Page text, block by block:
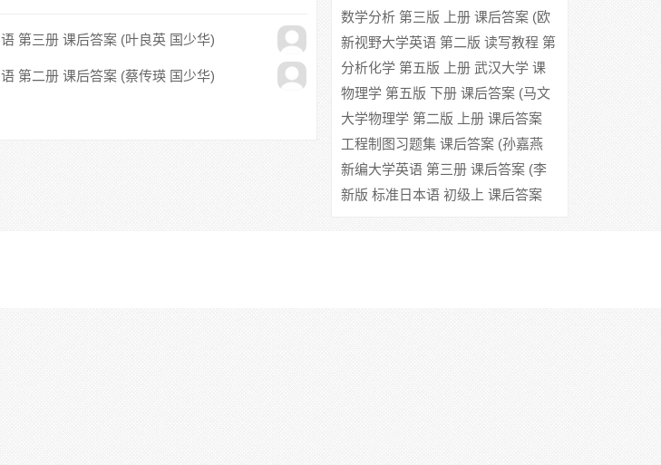
第三册 课后答案 (叶良英 国少华)
第二册 课后答案 (蔡传瑛 国少华)
答案 (吴赣昌)
数学分析 第三版 上册 课后答案 (欧
阳光中 朱学炎 金福临 陈传璋 复旦
大学数学系)
新视野大学英语 第二版 读写教程 第
二册 (郑树棠) 课后答案
分析化学 第五版 上册 武汉大学 课
后答案
物理学 第五版 下册 课后答案 (马文
蔚 解希顺)
大学物理学 第二版 上册 课后答案
(汪晓元)
工程制图习题集 课后答案 (孙嘉燕
周静卿)
新编大学英语 第三册 课后答案 (李
培)
新版 标准日本语 初级上 课后答案